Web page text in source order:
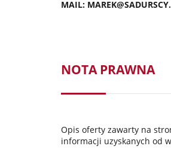
MAIL:
NOTA PRAWNA
Opis oferty zawarty na
informacji uzyskanych od